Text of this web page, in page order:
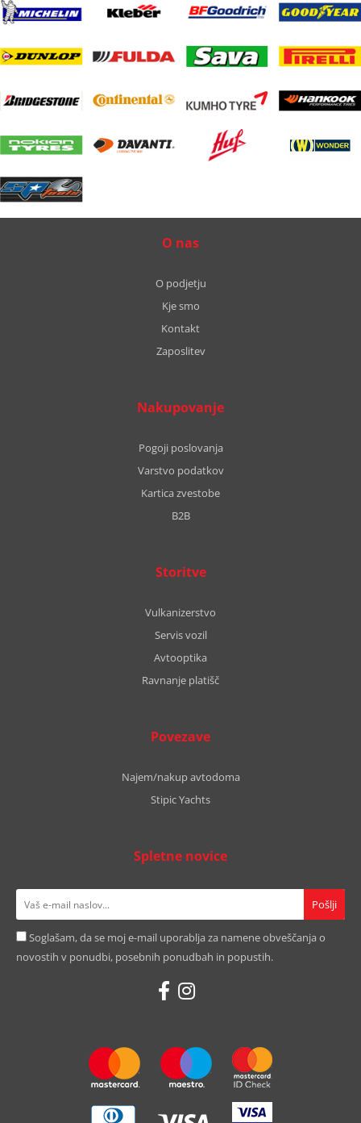
O nas
O podjetju
Kje smo
Kontakt
Zaposlitev
Nakupovanje
Pogoji poslovanja
Varstvo podatkov
Kartica zvestobe
B2B
Storitve
Vulkanizerstvo
Servis vozil
Avtooptika
Ravnanje platišč
Povezave
Najem/nakup avtodoma
Stipic Yachts
Spletne novice
Soglašam, da se moj e-mail uporablja za namene obveščanja o
novostih v ponudbi, posebnih ponudbah in popustih.